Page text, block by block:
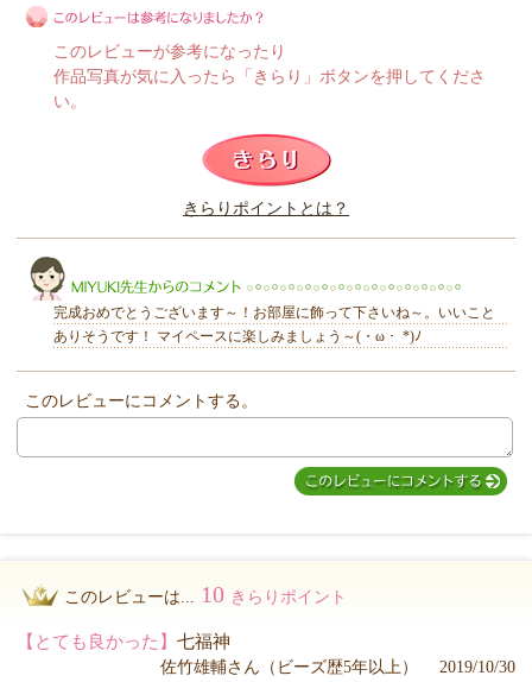
このレビューは参考になりましたか？
このレビューが参考になったり
作品写真が気に入ったら「きらり」ボタンを押してくださ
い。
きらりポイントとは？
完成おめでとうございます～！お部屋に飾って下さいね～。いいこと
ありそうです！ マイペースに楽しみましょう～(・ω・ *)ﾉ
このレビューにコメントする。
このレビューは... 10 きらりポイント
【とても良かった】 七福神
佐竹雄輔さん（ビーズ歴5年以上） 2019/10/30